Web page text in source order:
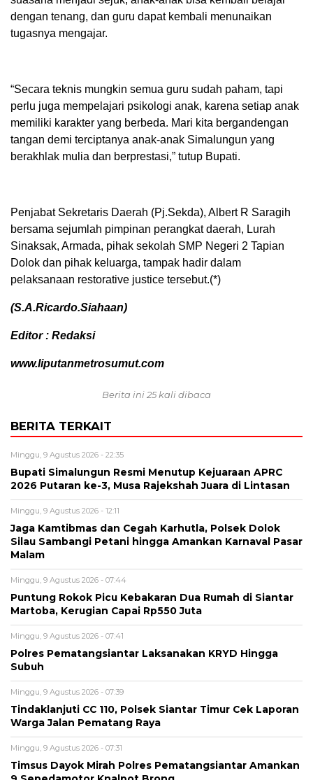
dengan tenang, dan guru dapat kembali menunaikan
tugasnya mengajar.
“Secara teknis mungkin semua guru sudah paham, tapi
perlu juga mempelajari psikologi anak, karena setiap anak
memiliki karakter yang berbeda. Mari kita bergandengan
tangan demi terciptanya anak-anak Simalungun yang
berakhlak mulia dan berprestasi,” tutup Bupati.
Penjabat Sekretaris Daerah (Pj.Sekda), Albert R Saragih
bersama sejumlah pimpinan perangkat daerah, Lurah
Sinaksak, Armada, pihak sekolah SMP Negeri 2 Tapian
Dolok dan pihak keluarga, tampak hadir dalam
pelaksanaan restorative justice tersebut.(*)
(S.A.Ricardo.Siahaan)
Editor : Redaksi
www.liputanmetrosumut.com
Berita ini 25 kali dibaca
BERITA TERKAIT
Minggu, 9 Agustus 2026 - 22:35
Bupati Simalungun Resmi Menutup Kejuaraan APRC
2026 Putaran ke-3, Musa Rajekshah Juara di Lintasan
Minggu, 9 Agustus 2026 - 12:11
Jaga Kamtibmas dan Cegah Karhutla, Polsek Dolok
Silau Sambangi Petani hingga Amankan Karnaval Pasar
Malam
Minggu, 9 Agustus 2026 - 07:44
Puntung Rokok Picu Kebakaran Dua Rumah di Siantar
Martoba, Kerugian Capai Rp550 Juta
Minggu, 9 Agustus 2026 - 07:41
Polres Pematangsiantar Laksanakan KRYD Hingga
Subuh
Minggu, 9 Agustus 2026 - 07:39
Tindaklanjuti CC 110, Polsek Siantar Timur Cek Laporan
Warga Jalan Pematang Raya
Minggu, 9 Agustus 2026 - 07:31
Timsus Dayok Mirah Polres Pematangsiantar Amankan